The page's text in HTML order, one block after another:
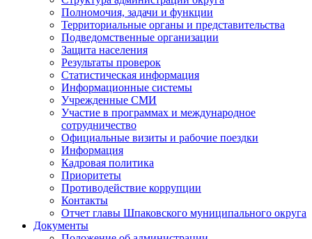
Полномочия, задачи и функции
Территориальные органы и представительства
Подведомственные организации
Защита населения
Результаты проверок
Статистическая информация
Информационные системы
Учрежденные СМИ
Участие в программах и международное
сотрудничество
Официальные визиты и рабочие поездки
Информация
Кадровая политика
Приоритеты
Противодействие коррупции
Контакты
Отчет главы Шпаковского муниципального округа
Документы